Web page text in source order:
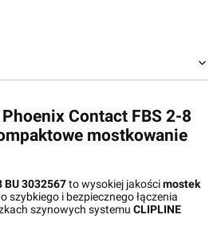
Contact FBS 2-8
mostkowanie
BU 3032567to wysokiej jakościmostek
szybkiego i bezpiecznego łączenia
szynowych systemu CLIPLINE